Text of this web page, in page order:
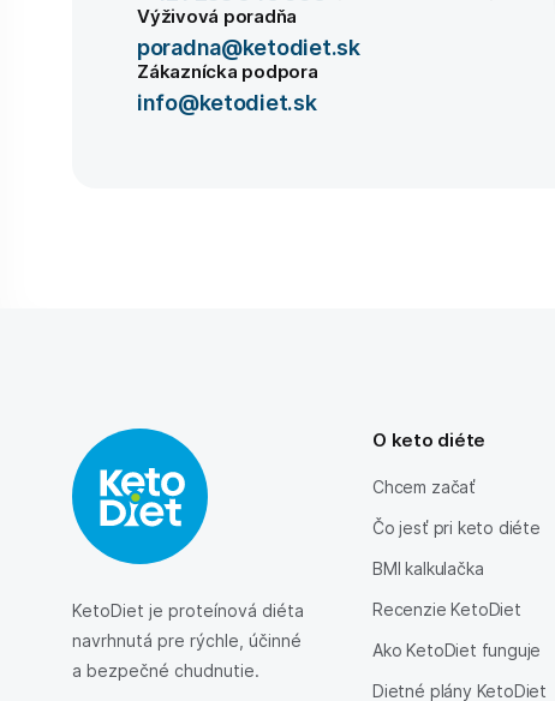
Výživová poradňa
poradna@ketodiet.sk
Zákaznícka podpora
info@ketodiet.sk
KetoDiet je proteínová diéta
navrhnutá pre rýchle, účinné
a bezpečné chudnutie.
O keto diéte
Chcem začať
Čo jesť pri keto diéte
BMI kalkulačka
Recenzie KetoDiet
Ako KetoDiet funguje
Dietné plány KetoDiet